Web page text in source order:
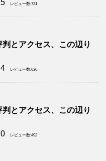
レビュー数:731
とアクセス、この辺り
レビュー数:636
とアクセス、この辺り
レビュー数:492